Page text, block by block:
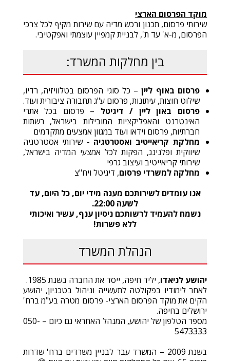
מוקד הפרסום הארצי
שירותי פרסום, תכנון ורכש מדיה עם שירות מקיף לכל צרכי
הפרסום, מ-א' עד ת', לבניית קמפיין עוצמתי ואפקטיבי.
בין מחלקות המשרד:
פרסום באוף ליין– כל סוגי הפרסום בטלוויזיה, רדיו,
שילוט חוצות, עיתונות, פרסום ע"ג תחבורה ציבורית ועוד.
פרסום באון ליין / דיגיטל – פרסום בכל אתרי
האינטרנט והאפליקציות המובילות בישראל, רשתות
חברתיות, פרסום וידאו ועוד במגוון אמצעים מתקדמים
מחלקת קריאייטיב ואסטרטגיה - שירותי אסטרטגיה
שיווקית ופלנינג, הפקות לכל אמצעי המדיה בישראל,
שירותי קריאייטיב ועיצוב גרפי
מחלקה למשרדי פרסום, דיגיטל ויח"צ
אנו עומדים לשירותכם מענה מידי יום, כל היום, עד
לשעה 22:00.
נשמח להעמיד לרשותכם ניסיון ענף,עשיר ואיכותי
ללא פשרות!
הנהלת המשרד
יהושע לניאדו, יליד חיפה, ייסד את החברה בשנת 1985.
לאחר לימודיו בפקולטה לתעשייה וניהול בטכניון, יהושע
הקים את מוקד הפרסום הארצי- פרסום מטרה בע"מ ברח'
ירושלים בחיפה.
מספר הטלפון של יהושע, המנהל האחראי גם כיום – 050-
5473333
בשנת 2009 – המשרד עבר לבניין משרדים ברח' שדרות